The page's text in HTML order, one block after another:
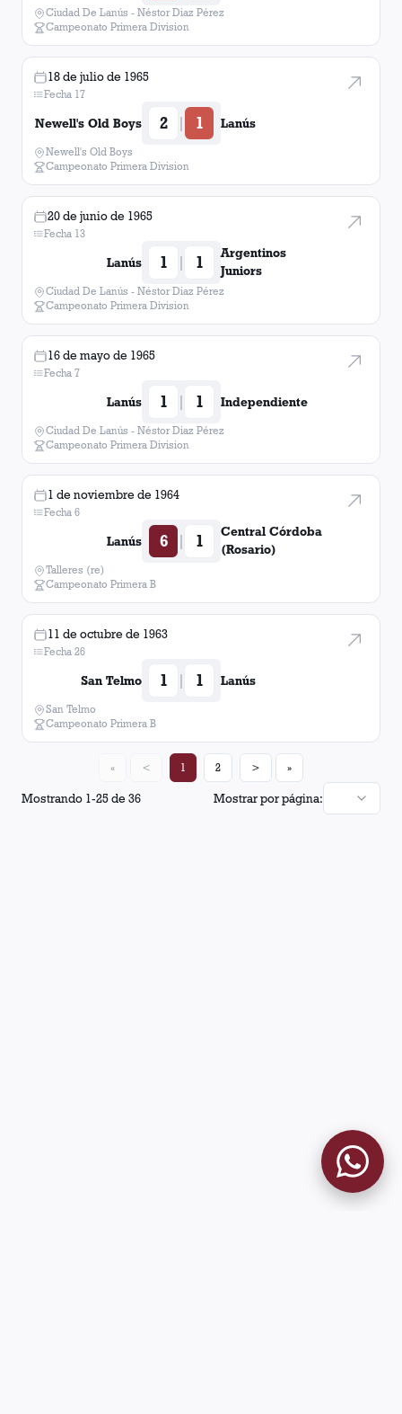
Ciudad De Lanús - Néstor Diaz Pérez
Campeonato Primera Division
18 de julio de 1965
Fecha 17
Newell's Old Boys 2 | 1 Lanús
Newell's Old Boys
Campeonato Primera Division
20 de junio de 1965
Fecha 13
Lanús 1 | 1
Argentinos
Juniors
Ciudad De Lanús - Néstor Diaz Pérez
Campeonato Primera Division
16 de mayo de 1965
Fecha 7
Lanús 1 | 1 Independiente
Ciudad De Lanús - Néstor Diaz Pérez
Campeonato Primera Division
1 de noviembre de 1964
Fecha 6
Lanús 6 | 1
Central Córdoba
(Rosario)
Talleres (re)
Campeonato Primera B
11 de octubre de 1963
Fecha 26
San Telmo 1 | 1 Lanús
San Telmo
Campeonato Primera B
Mostrando 1-25de36 Mostrar por página:
« < 1 2 > »